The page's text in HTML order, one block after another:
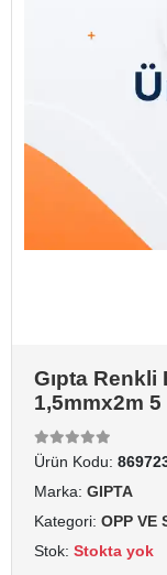
Gıpta Renkli
1,5mmx2m 5
Ürün Kodu:
Marka: GIPTA
Kategori: OPP VE
Stok: Stokta yok